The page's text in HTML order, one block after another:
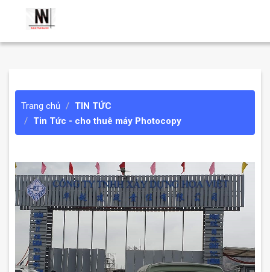
Trang chủ
TIN TỨC
Tin Tức - cho thuê máy Photocopy